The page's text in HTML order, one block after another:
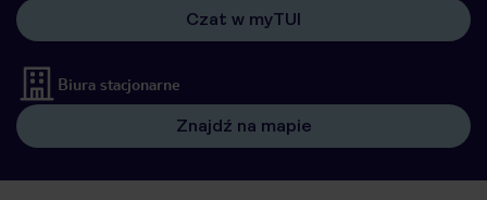
Czat w myTUI
Biura stacjonarne
Znajdź na mapie